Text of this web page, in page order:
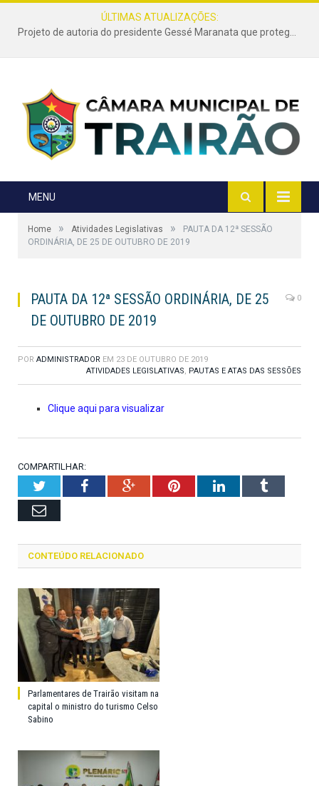
ÚLTIMAS ATUALIZAÇÕES:
Projeto de autoria do presidente Gessé Maranata que protege as estradas vicinais de Trairão é transformado em lei
MENU
Home » Atividades Legislativas »
PAUTA DA 12ª SESSÃO
ORDINÁRIA, DE 25 DE OUTUBRO DE 2019
PAUTA DA 12ª SESSÃO ORDINÁRIA, DE 25
DE OUTUBRO DE 2019
0
POR ADMINISTRADOR EM 23 DE OUTUBRO DE 2019
ATIVIDADES LEGISLATIVAS, PAUTAS E ATAS DAS SESSÕES
Clique aqui para visualizar
COMPARTILHAR:
TwitterFacebookGoogle+PinterestLinkedInTumblr
Email
CONTEÚDO RELACIONADO
Parlamentares de Trairão visitam na
capital o ministro do turismo Celso
Sabino